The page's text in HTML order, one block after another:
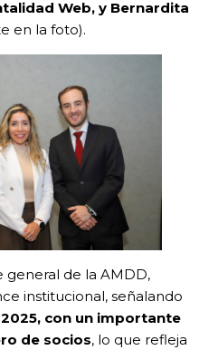
Web, y Bernardita
en la foto).
general de la AMDD,
institucional, señalando
con un importante
de socios, lo que refleja